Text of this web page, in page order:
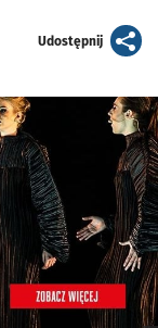
Udostępnijartykuł